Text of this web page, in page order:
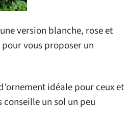
version blanche, rose et
vous proposer un
idéale pour ceux et
un sol un peu